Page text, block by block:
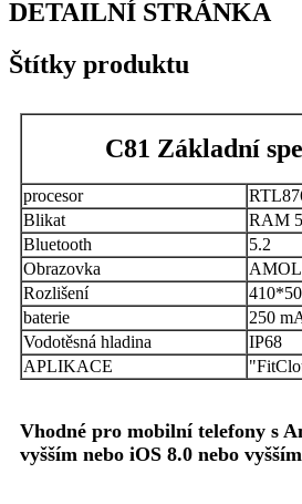
DETAILNÍ STRÁNKA
Štítky produktu
C81 Základní
procesor
Blikat
RAM
Bluetooth
5.2
Obrazovka
Rozlišení
baterie
250
Vodotěsná hladina
IP68
APLIKACE
Vhodné pro mobilní telefony s
vyšším nebo iOS 8.0 nebo